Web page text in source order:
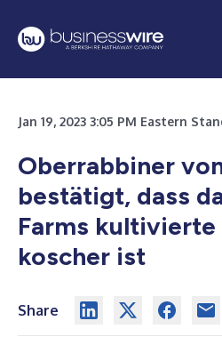
Jan 19, 2023 3:05 PM Eastern
Oberrabbiner
bestätigt, dass
Farms kultivierte
koscher ist
Share